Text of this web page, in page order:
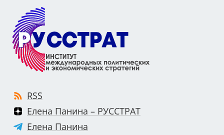
RSS
Елена Панина – РУССТРАТ
Елена Панина